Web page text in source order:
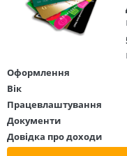
Оформлення
Вік
Працевлаштування
Документи
Довідка про доходи